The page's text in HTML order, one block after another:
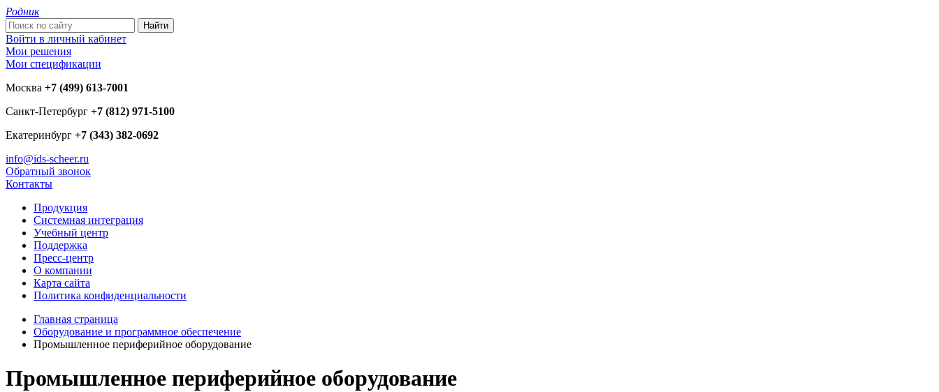
Родник
Войти в личный кабинет
Мои решения
Мои спецификации
Москва +7 (499) 613-7001
Санкт-Петербург +7 (812) 971-5100
Екатеринбург +7 (343) 382-0692
info@ids-scheer.ru
Обратный звонок
Контакты
Продукция
Системная интеграция
Учебный центр
Поддержка
Пресс-центр
О компании
Карта сайта
Политика конфиденциальности
Главная страница
Оборудование и программное обеспечение
Промышленное периферийное оборудование
Промышленное периферийное оборудование